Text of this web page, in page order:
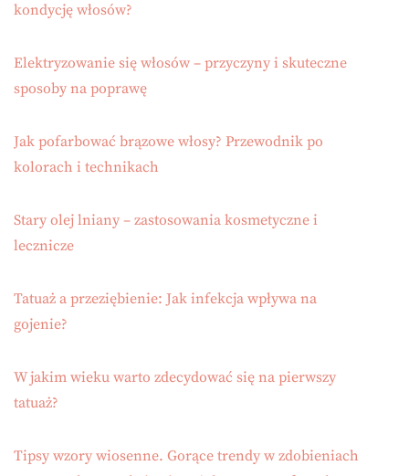
kondycję włosów?
Elektryzowanie się włosów – przyczyny i skuteczne
sposoby na poprawę
Jak pofarbować brązowe włosy? Przewodnik po
kolorach i technikach
Stary olej lniany – zastosowania kosmetyczne i
lecznicze
Tatuaż a przeziębienie: Jak infekcja wpływa na
gojenie?
W jakim wieku warto zdecydować się na pierwszy
tatuaż?
Tipsy wzory wiosenne. Gorące trendy w zdobieniach